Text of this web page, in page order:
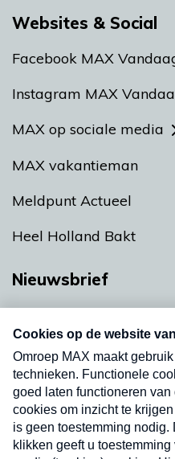
Websites & Social
Facebook MAX
Instagram MAX
MAX op sociale media
MAX vakantieman
Meldpunt Actueel
Heel Holland Bakt
Nieuwsbrief
nieuwsbrief. Elke
uw mailbox.